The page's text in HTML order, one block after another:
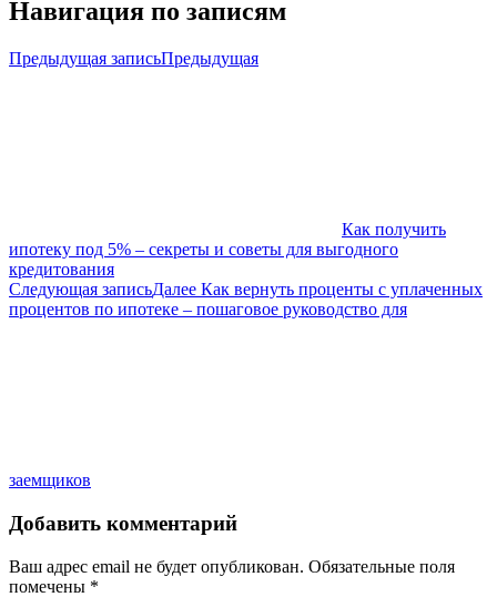
Навигация по записям
Предыдущая записьПредыдущая
Как получить
ипотеку под 5% – секреты и советы для выгодного
кредитования
Следующая записьДалее Как вернуть проценты с уплаченных
процентов по ипотеке – пошаговое руководство для
заемщиков
Добавить комментарий
Ваш адрес email не будет опубликован. Обязательные поля
помечены *